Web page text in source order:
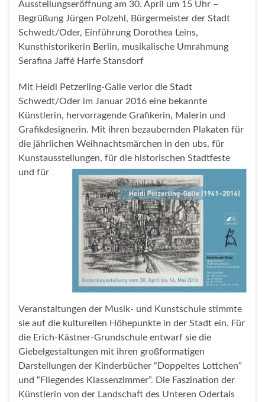
Ausstellungseröffnung am 30. April um 15 Uhr –
Begrüßung Jürgen Polzehl, Bürgermeister der Stadt
Schwedt/Oder, Einführung Dorothea Leins,
Kunsthistorikerin Berlin, musikalische Umrahmung
Serafina Jaffé Harfe Stansdorf
Mit Heidi Petzerling-Galle verlor die Stadt
Schwedt/Oder im Januar 2016 eine bekannte
Künstlerin, hervorragende Grafikerin, Malerin und
Grafikdesignerin. Mit ihren bezaubernden Plakaten für
die jährlichen Weihnachtsmärchen in den ubs, für
Kunstausstellungen, für die historischen Stadtfeste
und für
Veranstaltungen der Musik- und Kunstschule stimmte
sie auf die kulturellen Höhepunkte in der Stadt ein. Für
die Erich-Kästner-Grundschule entwarf sie die
Giebelgestaltungen mit ihren großformatigen
Darstellungen der Kinderbücher “Doppeltes Lottchen”
und “Fliegendes Klassenzimmer”. Die Faszination der
Künstlerin von der Landschaft des Unteren Odertals